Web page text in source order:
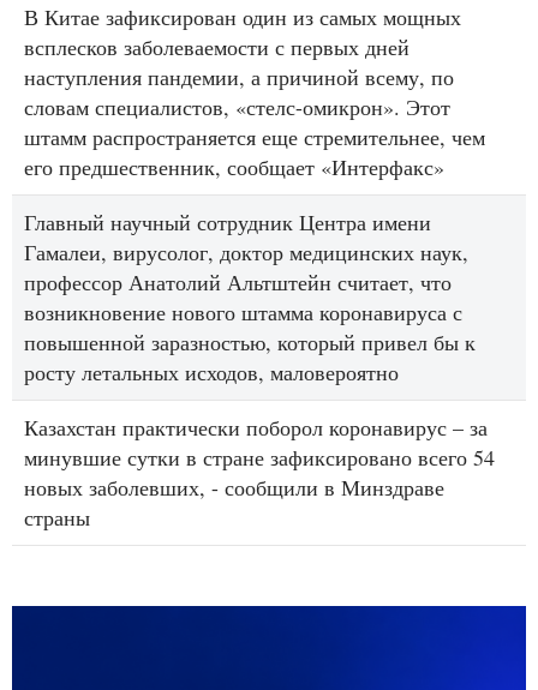
В Китае зафиксирован один из самых мощных
всплесков заболеваемости с первых дней
наступления пандемии, а причиной всему, по
словам специалистов, «стелс-омикрон». Этот
штамм распространяется еще стремительнее, чем
его предшественник, сообщает «Интерфакс»
Главный научный сотрудник Центра имени
Гамалеи, вирусолог, доктор медицинских наук,
профессор Анатолий Альтштейн считает, что
возникновение нового штамма коронавируса с
повышенной заразностью, который привел бы к
росту летальных исходов, маловероятно
Казахстан практически поборол коронавирус – за
минувшие сутки в стране зафиксировано всего 54
новых заболевших, - сообщили в Минздраве
страны